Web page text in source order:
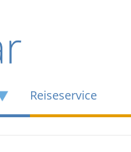
Reiseservice